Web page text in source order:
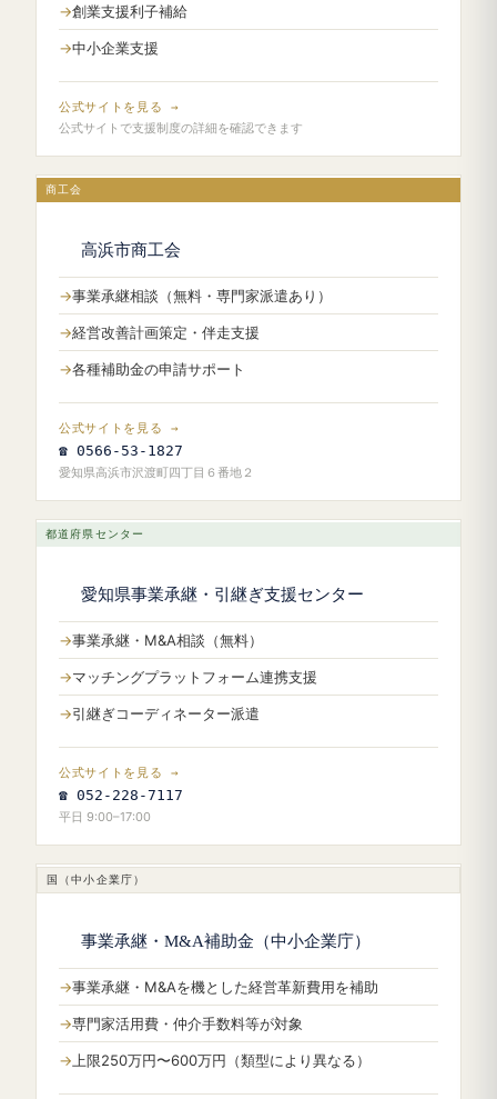
創業支援利子補給
中小企業支援
公式サイトを見る →
公式サイトで支援制度の詳細を確認できます
商工会
高浜市商工会
事業承継相談（無料・専門家派遣あり）
経営改善計画策定・伴走支援
各種補助金の申請サポート
公式サイトを見る →
☎ 0566-53-1827
愛知県高浜市沢渡町四丁目６番地２
都道府県センター
愛知県事業承継・引継ぎ支援センター
事業承継・M&A相談（無料）
マッチングプラットフォーム連携支援
引継ぎコーディネーター派遣
公式サイトを見る →
☎ 052-228-7117
平日 9:00–17:00
国（中小企業庁）
事業承継・M&A補助金（中小企業庁）
事業承継・M&Aを機とした経営革新費用を補助
専門家活用費・仲介手数料等が対象
上限250万円〜600万円（類型により異なる）